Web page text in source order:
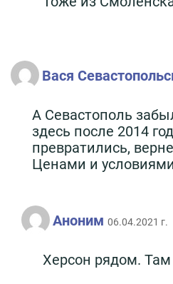
Вася
А Севастополь
здесь после 2014
превратились,
Ценами и
Аноним 06.04.2021 г.
Херсон рядом.